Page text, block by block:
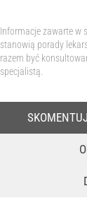
Informacje zawarte w
stanowią porady
razem być
specjalistą.
SKOMENTUJ